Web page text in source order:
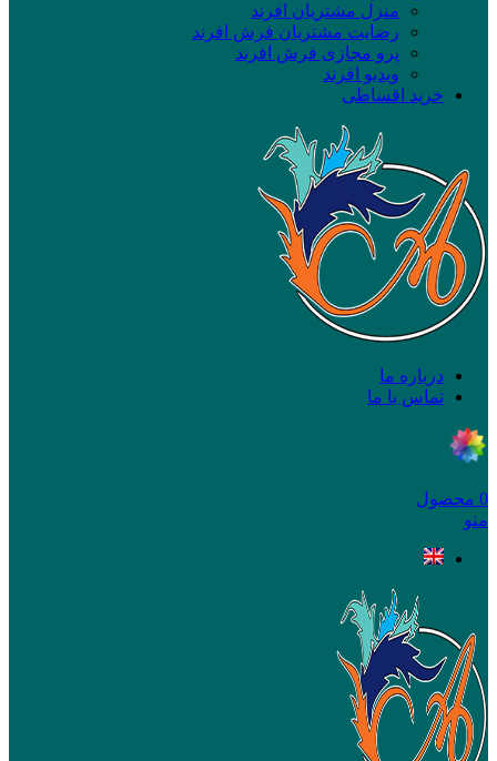
منزل مشتریان افرند
رضایت مشتریان فرش افرند
پرو مجازی فرش افرند
ویدیو افرند
خرید اقساطی
درباره ما
تماس با ما
0 محصول
منو